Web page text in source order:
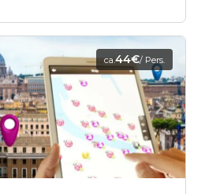
ca.44€/ Pers.